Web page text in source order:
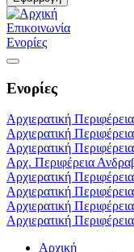
Επικοινωνία
Ενορίες
Ενορίες
Αρχιερατική
Αρχιερατική
Αρχιερατική
Αρχ. Περιφέρεια
Αρχιερατική
Αρχιερατική
Αρχιερατική
Αρχιερατική
Αρχική